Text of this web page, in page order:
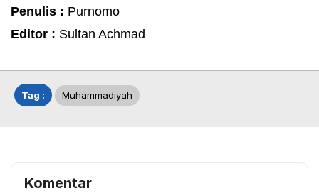
Penulis : Purnomo
Editor : Sultan Achmad
Tag : Muhammadiyah
Komentar